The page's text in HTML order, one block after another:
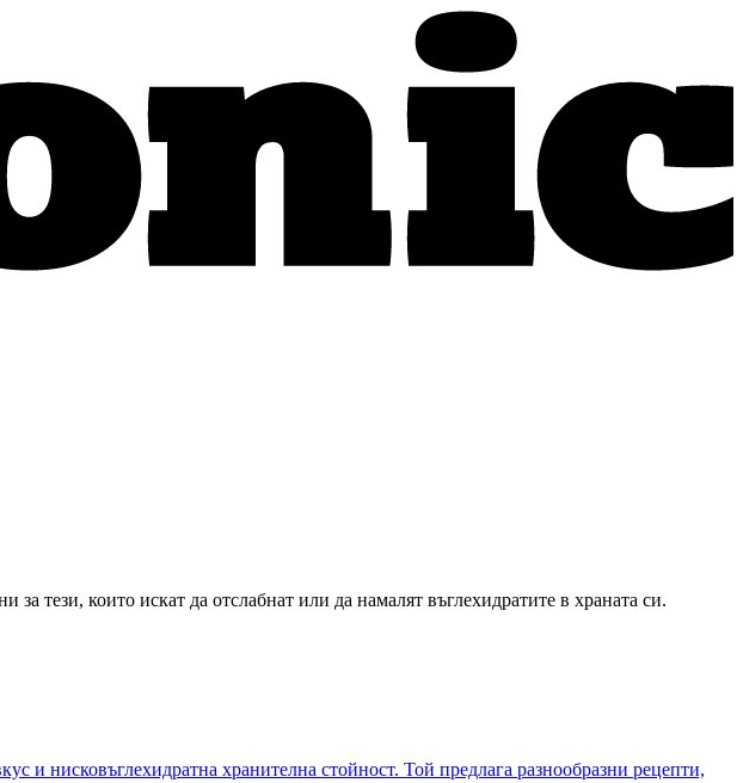
тези, които искат да отслабнат или да намалят въглехидратите в храната си.
и нисковъглехидратна хранителна стойност. Той предлага разнообразни рецепти,